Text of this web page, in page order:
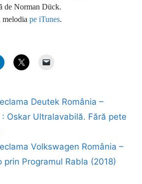
de Norman Dück.
melodia pe iTunes.
Deutek România –
Oskar Ultralavabilă. Fără pete
Volkswagen România –
prin Programul Rabla (2018)